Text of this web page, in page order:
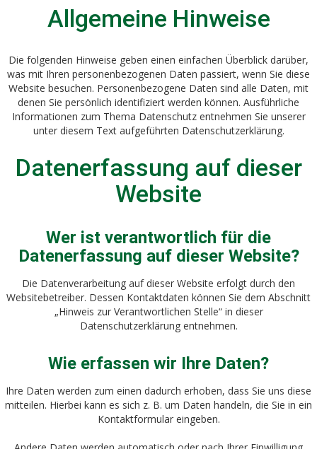
Allgemeine Hinweise
Die folgenden Hinweise geben einen einfachen Überblick darüber,
was mit Ihren personenbezogenen Daten passiert, wenn Sie diese
Website besuchen. Personenbezogene Daten sind alle Daten, mit
denen Sie persönlich identifiziert werden können. Ausführliche
Informationen zum Thema Datenschutz entnehmen Sie unserer
unter diesem Text aufgeführten Datenschutzerklärung.
Datenerfassung auf dieser
Website
Wer ist verantwortlich für die
Datenerfassung auf dieser Website?
Die Datenverarbeitung auf dieser Website erfolgt durch den
Websitebetreiber. Dessen Kontaktdaten können Sie dem Abschnitt
„Hinweis zur Verantwortlichen Stelle“ in dieser
Datenschutzerklärung entnehmen.
Wie erfassen wir Ihre Daten?
Ihre Daten werden zum einen dadurch erhoben, dass Sie uns diese
mitteilen. Hierbei kann es sich z. B. um Daten handeln, die Sie in ein
Kontaktformular eingeben.